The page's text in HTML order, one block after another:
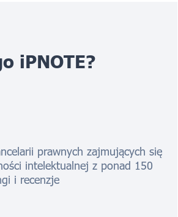
iPNOTE?
prawnych zajmujących się
intelektualnej z ponad 150
i recenzje